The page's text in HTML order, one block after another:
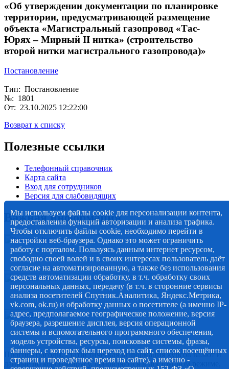
«Об утверждении документации по планировке
территории, предусматривающей размещение
объекта «Магистральный газопровод «Тас-
Юрях – Мирный II нитка» (строительство
второй нитки магистрального газопровода)»
Постановление
Тип: Постановление
№: 1801
От: 23.10.2025 12:22:00
Возврат к списку
Полезные ссылки
Телефонный справочник
Карта сайта
Вход для сотрудников
Версия для слабовидящих
Важная информация
Прогноз погоды, статистическая информация курсов валют и
данные по коронавирусу, обновляются в постоянном режиме,
Мы используем файлы cookie для персонализации контента,
предоставления функций авторизации и анализа трафика.
Чтобы отключить файлы cookie, необходимо перейти в
настройки веб-браузера. Однако это может ограничить
работу с порталом. Пользуясь данным интернет ресурсом,
свободно своей волей и в своих интересах пользователь даёт
согласие на автоматизированную, а также без использования
средств автоматизации обработку, в т.ч. обработку своих
персональных данных, передачу (в т.ч. в сторонние сервисы
анализа посетителей Спутник.Аналитика, Яндекс.Метрика,
vk.com, ok.ru) и обработку данных о посетителе (а именно IP-
адрес, предполагаемое географическое положение, версия
браузера, разрешение дисплея, версия операционной
системы и вспомогательного программного обеспечения,
модель устройства, ресурсы, поисковые системы, фразы,
баннеры, с которых был переход на сайт, список посещённых
страниц и проведённое время на сайте), а именно -